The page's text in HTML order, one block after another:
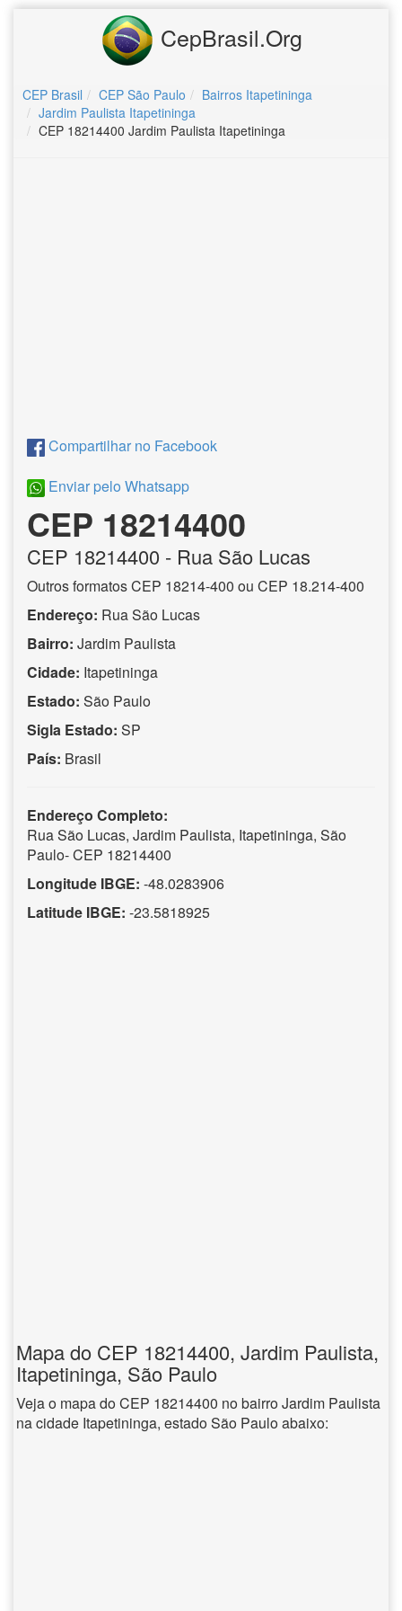
CepBrasil.Org
CEP Brasil CEP São Paulo
Bairros Itapetininga
Jardim Paulista Itapetininga
CEP 18214400 Jardim Paulista Itapetininga
Compartilhar no Facebook
Enviar pelo Whatsapp
CEP 18214400
CEP 18214400 - Rua São Lucas
Outros formatos CEP 18214-400 ou CEP 18.214-400
Endereço: Rua São Lucas
Bairro: Jardim Paulista
Cidade: Itapetininga
Estado: São Paulo
Sigla Estado: SP
País: Brasil
Endereço Completo:
Rua São Lucas, Jardim Paulista, Itapetininga, São
Paulo- CEP 18214400
Longitude IBGE: -48.0283906
Latitude IBGE: -23.5818925
Mapa do CEP 18214400, Jardim Paulista,
Itapetininga, São Paulo
Veja o mapa do CEP 18214400 no bairro Jardim Paulista
na cidade Itapetininga, estado São Paulo abaixo: